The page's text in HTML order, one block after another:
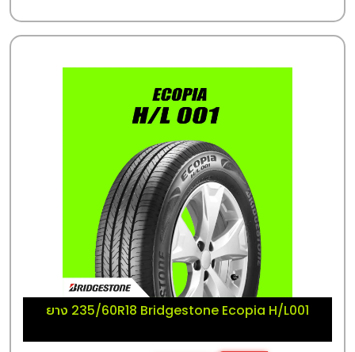
ยาง 235/60R18 Bridgestone Ecopia H/L001